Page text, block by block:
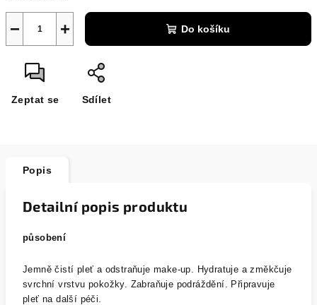
+
− Do košíku
Zeptat se Sdílet
Popis
Detailní popis produktu
působení
Jemně čistí pleť a odstraňuje make-up. Hydratuje a změkčuje
svrchní vrstvu pokožky. Zabraňuje podráždění. Připravuje
pleť na další péči.